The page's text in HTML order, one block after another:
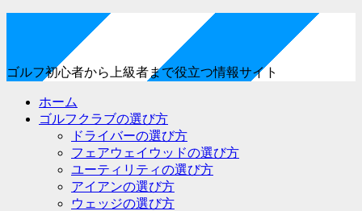
ゴルフ初心者から上級者まで役立つ情報サイト
ホーム
ゴルフクラブの選び方
ドライバーの選び方
フェアウェイウッドの選び方
ユーティリティの選び方
アイアンの選び方
ウェッジの選び方